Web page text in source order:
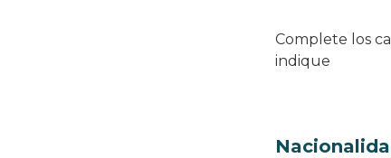
Complete los
indique